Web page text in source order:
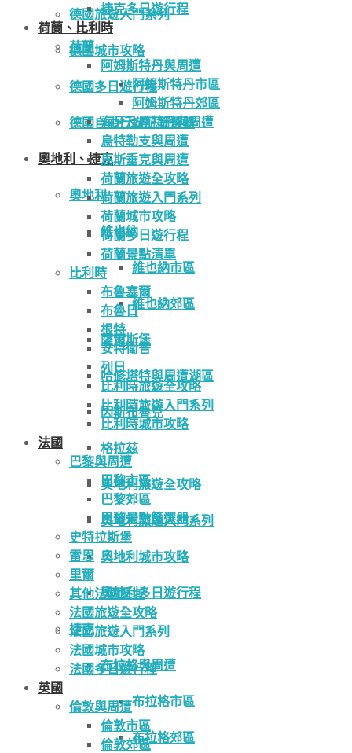
德國旅遊入門系列
德國城市攻略
德國多日遊行程
德國自由行遊記篩選器
奧地利、捷克
奧地利
維也納
維也納市區
維也納郊區
薩爾斯堡
哈修塔特與周遭湖區
因斯布魯克
格拉茲
奧地利旅遊全攻略
奧地利旅遊入門系列
奧地利城市攻略
奧地利多日遊行程
捷克
布拉格與周遭
布拉格市區
布拉格郊區
捷克多日遊行程
荷蘭、比利時
荷蘭
阿姆斯特丹與周遭
阿姆斯特丹市區
阿姆斯特丹郊區
海牙及鹿特丹與周遭
烏特勒支與周遭
馬斯垂克與周遭
荷蘭旅遊全攻略
荷蘭旅遊入門系列
荷蘭城市攻略
荷蘭多日遊行程
荷蘭景點清單
比利時
布魯塞爾
布魯日
根特
安特衛普
列日
比利時旅遊全攻略
比利時旅遊入門系列
比利時城市攻略
法國
巴黎與周遭
巴黎市區
巴黎郊區
巴黎景點篩選器
史特拉斯堡
雷恩
里爾
其他法國區域
法國旅遊全攻略
法國旅遊入門系列
法國城市攻略
法國多日遊行程
英國
倫敦與周遭
倫敦市區
倫敦郊區